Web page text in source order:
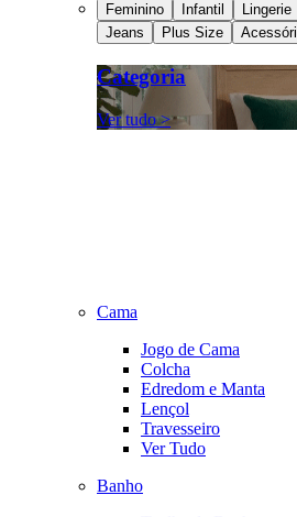
Feminino Infantil Lingerie
Jeans
Plus Size
Categoria
Ver tudo >
Cama
Jogo de Cama
Colcha
Edredom e Manta
Lençol
Travesseiro
Ver Tudo
Banho